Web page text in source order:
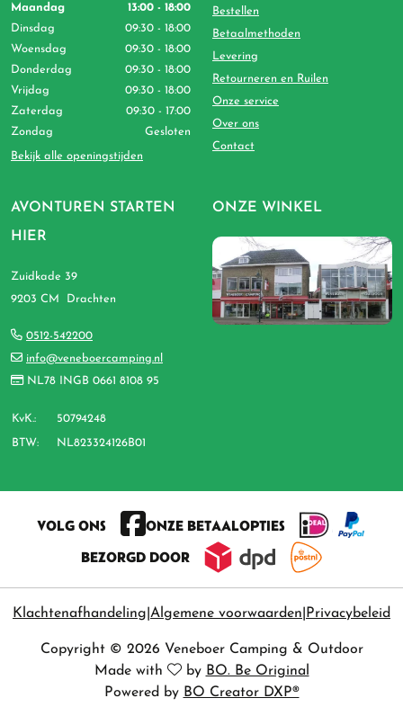
AVONTUREN STARTEN
HIER
Zuidkade 39
9203 CM Drachten
0512-542200
info@veneboercamping.nl
NL78 INGB 0661 8108 95
KvK.: 50794248
BTW: NL823324126B01
Maandag
13:00 - 18:00
Dinsdag
09:30 - 18:00
Woensdag
09:30 - 18:00
Donderdag
09:30 - 18:00
Vrijdag
09:30 - 18:00
Zaterdag
09:30 - 17:00
Zondag
Gesloten
Bekijk alle openingstijden
Bestellen
Betaalmethoden
Levering
Retourneren en Ruilen
Onze service
Over ons
Contact
ONZE WINKEL
VOLG ONS
ONZE BETAALOPTIES
BEZORGD DOOR
Klachtenafhandeling Algemene voorwaarden Privacybeleid
Copyright © 2026 Veneboer Camping & Outdoor
Made with
by BO. Be Original
Powered by BO Creator DXP®